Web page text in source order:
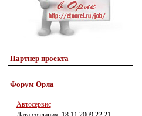
Партнер проекта
Форум Орла
Автосервис